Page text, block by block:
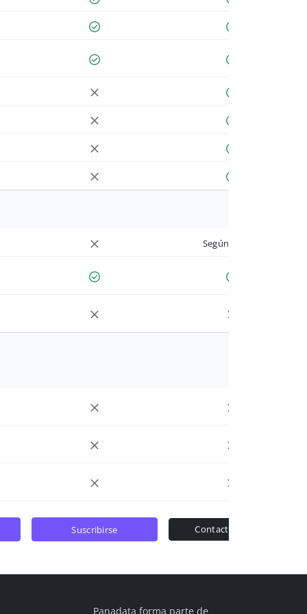
Según cuenta
suscribirse contactar ventas
Panadata forma parte de